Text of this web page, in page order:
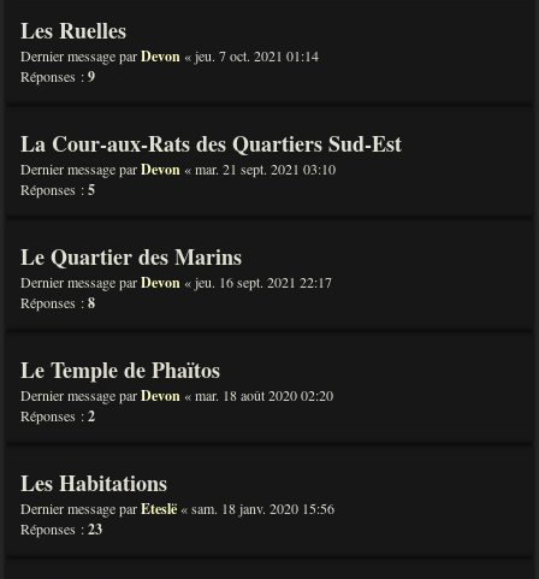
Les Ruelles
Dernier message parDevon «jeu. 7 oct. 2021 01:14
Réponses :9
La Cour-aux-Rats des Quartiers Sud-Est
Dernier message parDevon «mar. 21 sept. 2021 03:10
Réponses :5
Le Quartier des Marins
Dernier message parDevon «jeu. 16 sept. 2021 22:17
Réponses :8
Le Temple de Phaïtos
Dernier message parDevon «mar. 18 août 2020 02:20
Réponses :2
Les Habitations
Dernier message parEteslë «sam. 18 janv. 2020 15:56
Réponses :23